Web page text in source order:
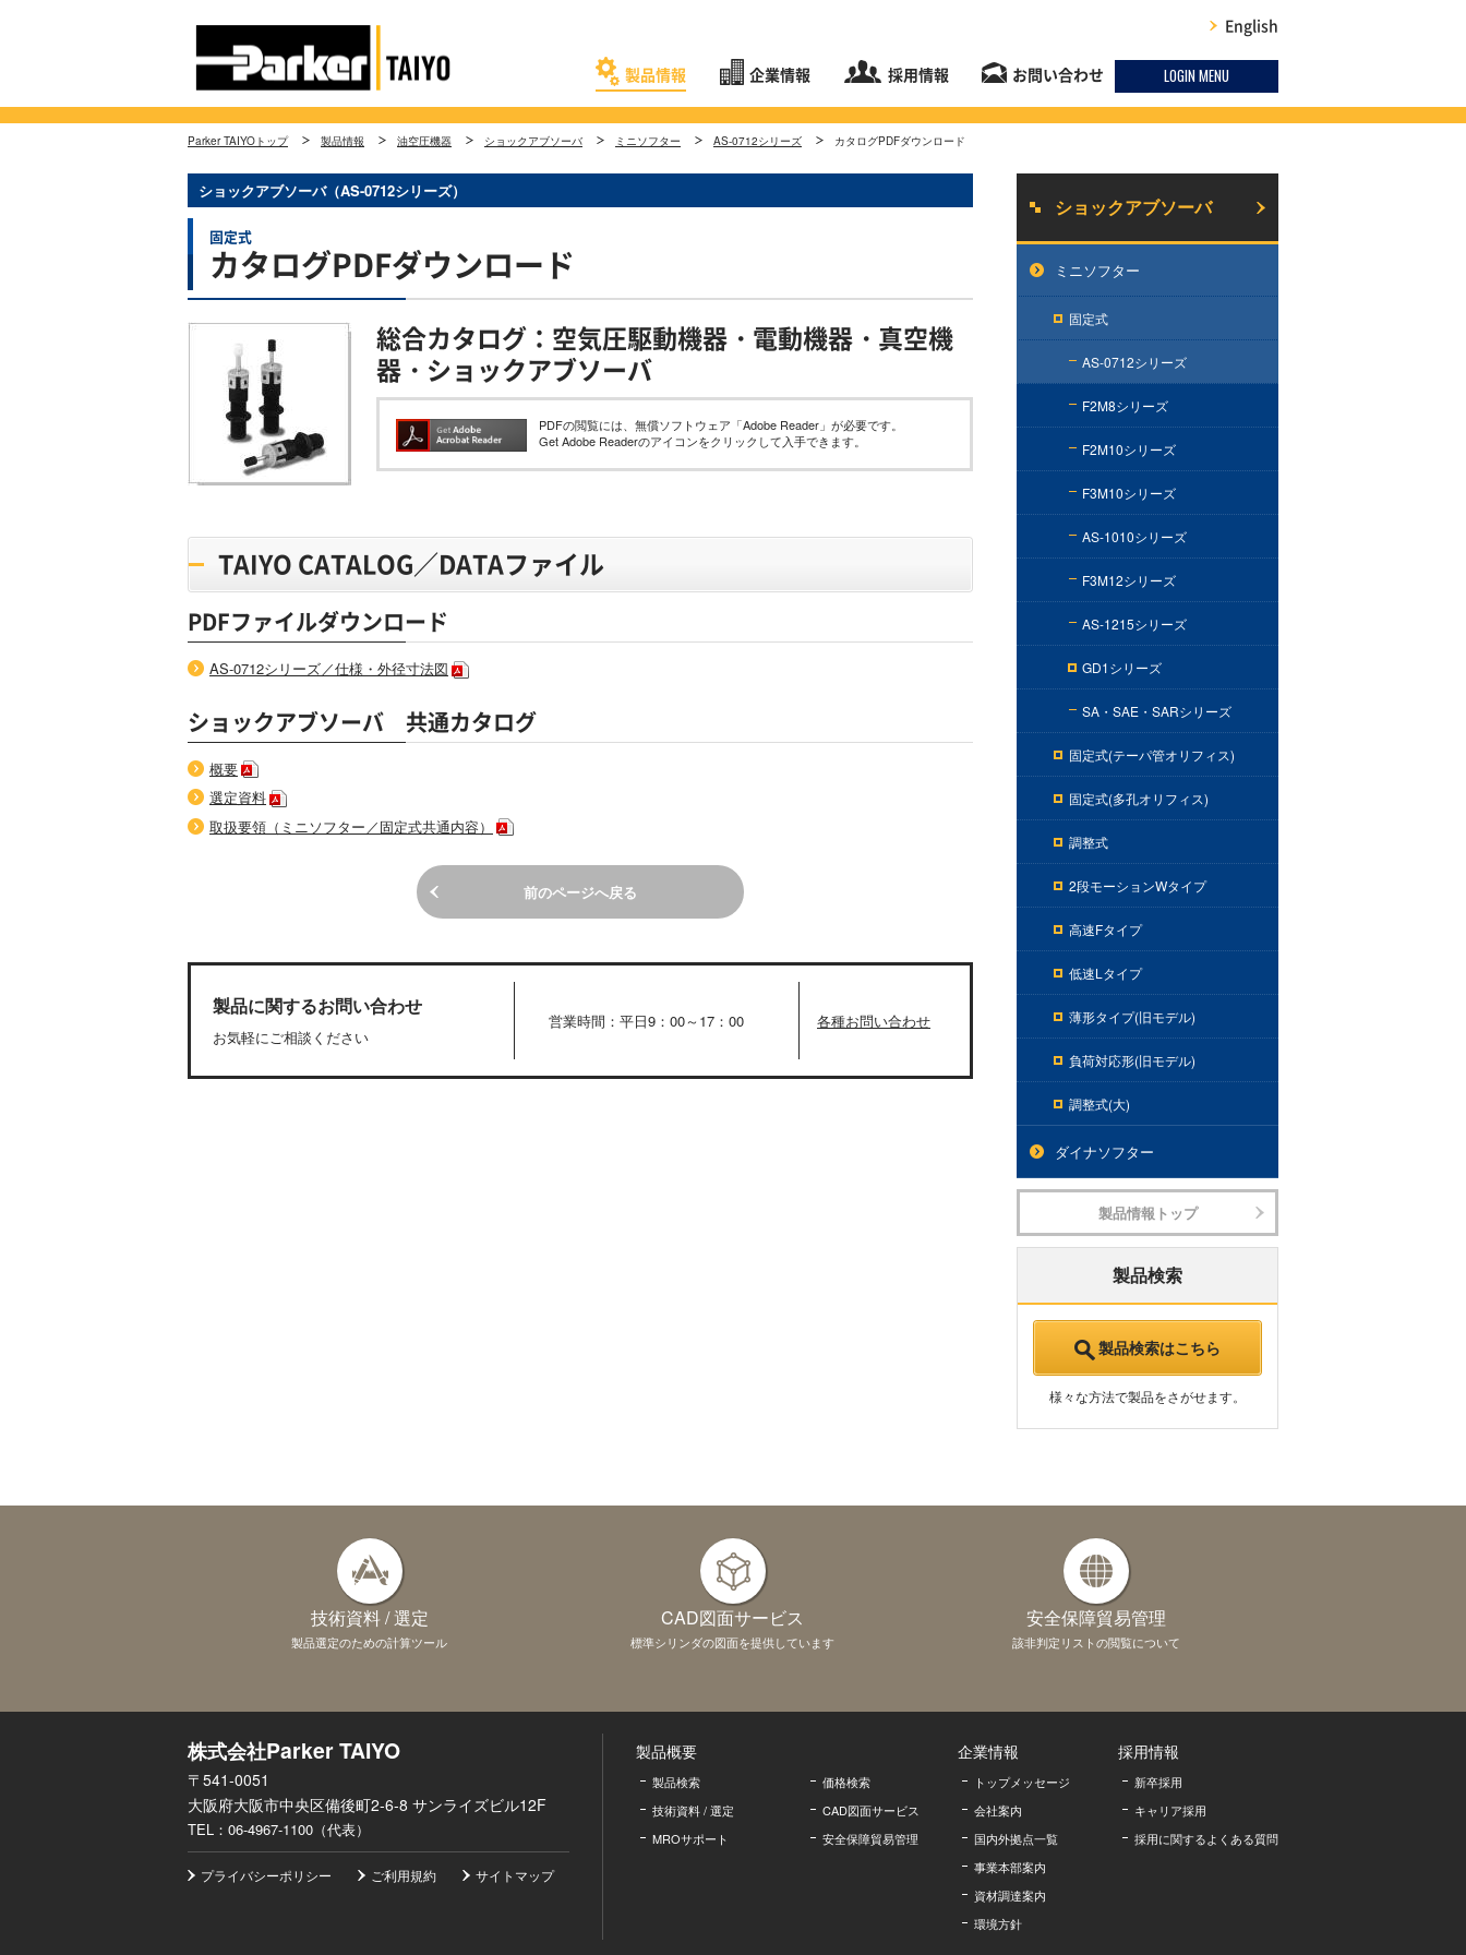
English
製品情報 企業情報 採用情報 お問い合わせ LOGIN MENU
Parker TAIYOトップ 製品情報 油空圧機器 ショックアブソーバ ミニソフター AS-0712シリーズ カタログPDFダウンロード
ショックアブソーバ（AS-0712シリーズ）
固定式
カタログPDFダウンロード
総合カタログ：空気圧駆動機器・電動機器・真空機
器・ショックアブソーバ
PDFの閲覧には、無償ソフトウェア「Adobe Reader」が必要です。
Get Adobe Readerのアイコンをクリックして入手できます。
TAIYO CATALOG／DATAファイル
PDFファイルダウンロード
AS-0712シリーズ／仕様・外径寸法図
ショックアブソーバ 共通カタログ
概要
選定資料
取扱要領（ミニソフター／固定式共通内容）
前のページへ戻る
製品に関するお問い合わせ
お気軽にご相談ください
営業時間：平日9：00～17：00 各種お問い合わせ
ショックアブソーバ
ミニソフター
固定式
AS-0712シリーズ
F2M8シリーズ
F2M10シリーズ
F3M10シリーズ
AS-1010シリーズ
F3M12シリーズ
AS-1215シリーズ
GD1シリーズ
SA・SAE・SARシリーズ
固定式(テーパ管オリフィス)
固定式(多孔オリフィス)
調整式
2段モーションWタイプ
高速Fタイプ
低速Lタイプ
薄形タイプ(旧モデル)
負荷対応形(旧モデル)
調整式(大)
ダイナソフター
製品情報トップ
製品検索
製品検索はこちら
様々な方法で製品をさがせます。
技術資料 / 選定
製品選定のための計算ツール
CAD図面サービス
標準シリンダの図面を提供しています
安全保障貿易管理
該非判定リストの閲覧について
株式会社Parker TAIYO
〒541-0051
大阪府大阪市中央区備後町2-6-8 サンライズビル12F
TEL： 06-4967-1100（代表）
プライバシーポリシー ご利用規約 サイトマップ
製品概要
製品検索
価格検索
技術資料 / 選定
CAD図面サービス
MROサポート
安全保障貿易管理
企業情報
トップメッセージ
会社案内
国内外拠点一覧
事業本部案内
資材調達案内
環境方針
採用情報
新卒採用
キャリア採用
採用に関するよくある質問